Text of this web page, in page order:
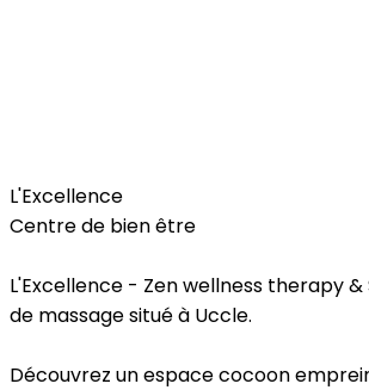
L'Excellence
Centre de bien être
L'Excellence - Zen wellness therapy &
de massage situé à Uccle.
Découvrez un espace cocoon